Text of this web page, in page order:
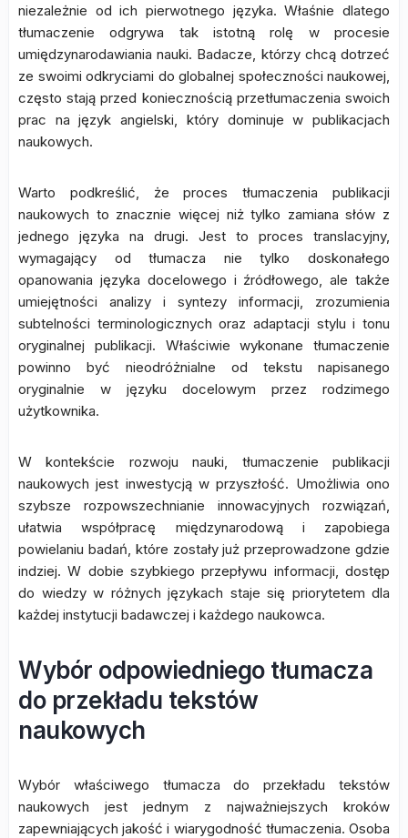
niezależnie od ich pierwotnego języka. Właśnie dlatego
tłumaczenie odgrywa tak istotną rolę w procesie
umiędzynarodawiania nauki. Badacze, którzy chcą dotrzeć
ze swoimi odkryciami do globalnej społeczności naukowej,
często stają przed koniecznością przetłumaczenia swoich
prac na język angielski, który dominuje w publikacjach
naukowych.
Warto podkreślić, że proces tłumaczenia publikacji
naukowych to znacznie więcej niż tylko zamiana słów z
jednego języka na drugi. Jest to proces translacyjny,
wymagający od tłumacza nie tylko doskonałego
opanowania języka docelowego i źródłowego, ale także
umiejętności analizy i syntezy informacji, zrozumienia
subtelności terminologicznych oraz adaptacji stylu i tonu
oryginalnej publikacji. Właściwie wykonane tłumaczenie
powinno być nieodróżnialne od tekstu napisanego
oryginalnie w języku docelowym przez rodzimego
użytkownika.
W kontekście rozwoju nauki, tłumaczenie publikacji
naukowych jest inwestycją w przyszłość. Umożliwia ono
szybsze rozpowszechnianie innowacyjnych rozwiązań,
ułatwia współpracę międzynarodową i zapobiega
powielaniu badań, które zostały już przeprowadzone gdzie
indziej. W dobie szybkiego przepływu informacji, dostęp
do wiedzy w różnych językach staje się priorytetem dla
każdej instytucji badawczej i każdego naukowca.
Wybór odpowiedniego tłumacza
do przekładu tekstów
naukowych
Wybór właściwego tłumacza do przekładu tekstów
naukowych jest jednym z najważniejszych kroków
zapewniających jakość i wiarygodność tłumaczenia. Osoba